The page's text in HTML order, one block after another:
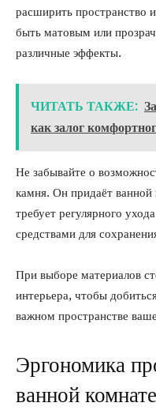
расширить пространство
быть матовым или
различные эффекты.
ЧИТАТЬ ТАКЖЕ:
как залог
Не забывайте о
камня. Он придаёт
требует регулярного
средствами для
При выборе материалов
интерьера, чтобы
важном пространстве
Эргономика
ванной комнате